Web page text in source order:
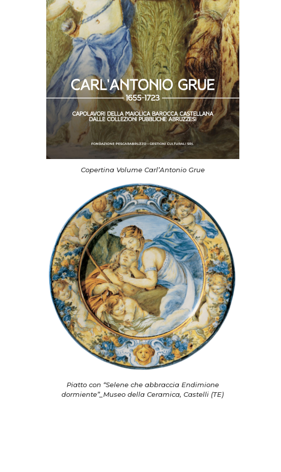
Copertina Volume Carl’Antonio Grue
Piatto con “Selene che abbraccia Endimione
dormiente”_Museo della Ceramica, Castelli (TE)